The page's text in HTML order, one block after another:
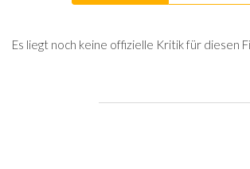
Es liegt noch keine offizielle Kritik für diesen